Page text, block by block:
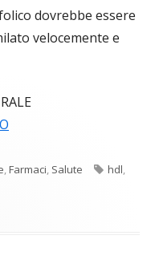
dovrebbe essere
velocemente e
,Farmaci, Salute Tag
hdl,